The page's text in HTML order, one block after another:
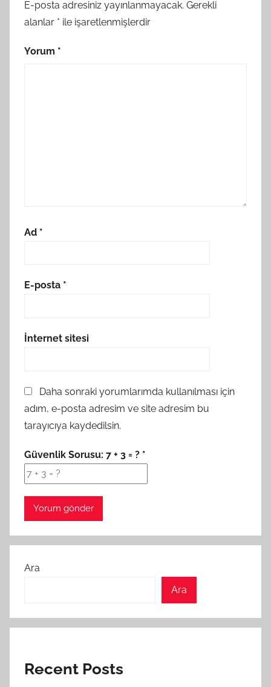
E-posta adresiniz yayınlanmayacak. Gerekli
alanlar * ile işaretlenmişlerdir
Yorum *
Ad *
E-posta *
İnternet sitesi
Daha sonraki yorumlarımda kullanılması için
adım, e-posta adresim ve site adresim bu
tarayıcıya kaydedilsin.
Güvenlik Sorusu: 7 + 3 = ? *
Ara
Ara
Recent Posts